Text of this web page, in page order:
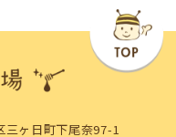
ヶ日町下尾奈97-1